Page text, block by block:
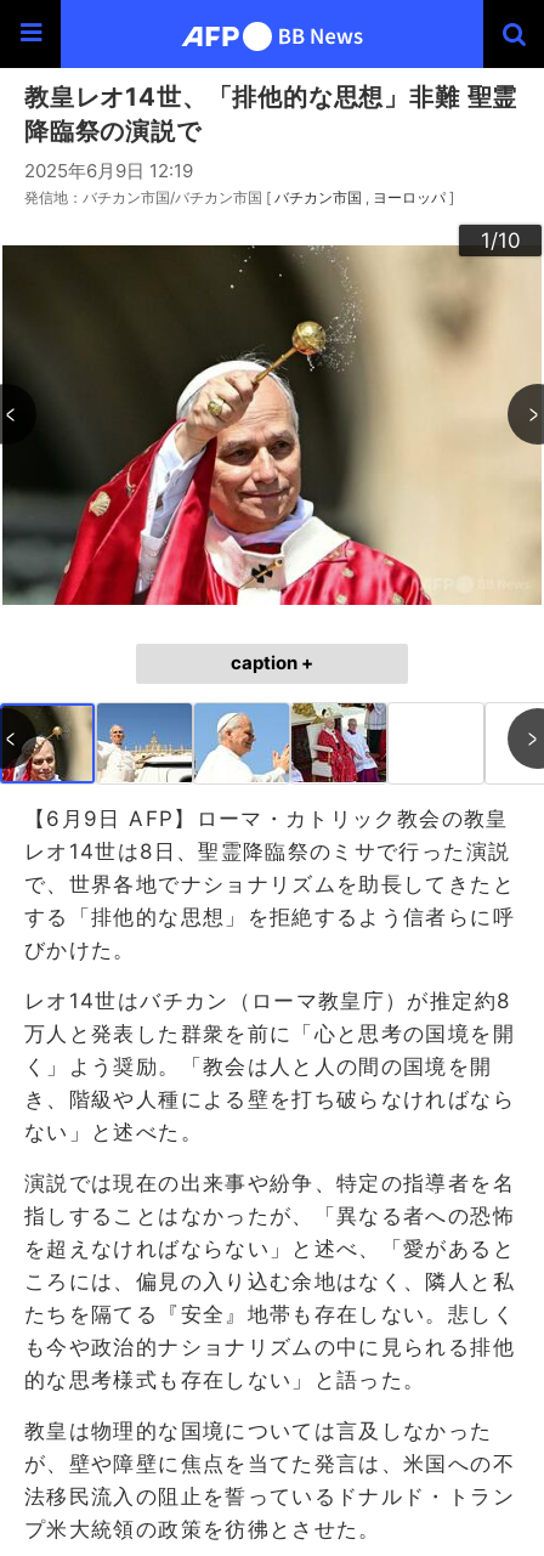
教皇レオ14世、「排他的な思想」非難 聖霊
降臨祭の演説で
2025年6月9日 12:19
発信地：バチカン市国/バチカン市国 [ バチカン市国 ヨーロッパ ]
1/10
2/10
3/10
4/10
5/10
6/10
7/10
8/10
9/10
10/10
caption +
【6月9日 AFP】ローマ・カトリック教会の教皇
レオ14世は8日、聖霊降臨祭のミサで行った演説
で、世界各地でナショナリズムを助長してきたと
する「排他的な思想」を拒絶するよう信者らに呼
びかけた。
レオ14世はバチカン（ローマ教皇庁）が推定約8
万人と発表した群衆を前に「心と思考の国境を開
く」よう奨励。「教会は人と人の間の国境を開
き、階級や人種による壁を打ち破らなければなら
ない」と述べた。
演説では現在の出来事や紛争、特定の指導者を名
指しすることはなかったが、「異なる者への恐怖
を超えなければならない」と述べ、「愛があると
ころには、偏見の入り込む余地はなく、隣人と私
たちを隔てる『安全』地帯も存在しない。悲しく
も今や政治的ナショナリズムの中に見られる排他
的な思考様式も存在しない」と語った。
教皇は物理的な国境については言及しなかった
が、壁や障壁に焦点を当てた発言は、米国への不
法移民流入の阻止を誓っているドナルド・トラン
プ米大統領の政策を彷彿とさせた。